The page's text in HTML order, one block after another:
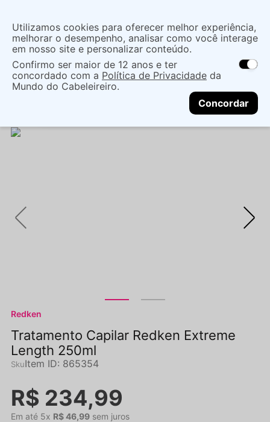
localização
As ofertas e opções de entrega variam de
acordo com a região.Não sei meu CEP
CONTINUAR
O que você procura?
Cabelo
Marcas De Salão
TRATAMENTO CAPILAR
Redken
Tratamento Capilar Redken Extreme
Length 250ml
Item ID: 865354
R$ 234,99
Em até 5x R$46,99 sem juros
Utilizamos cookies para oferecer melhor experiência,
melhorar o desempenho, analisar como você interage
em nosso site e personalizar conteúdo.
Confirmo ser maior de 12 anos e ter
concordado com a Política de Privacidade da
Mundo do Cabeleireiro.
Concordar